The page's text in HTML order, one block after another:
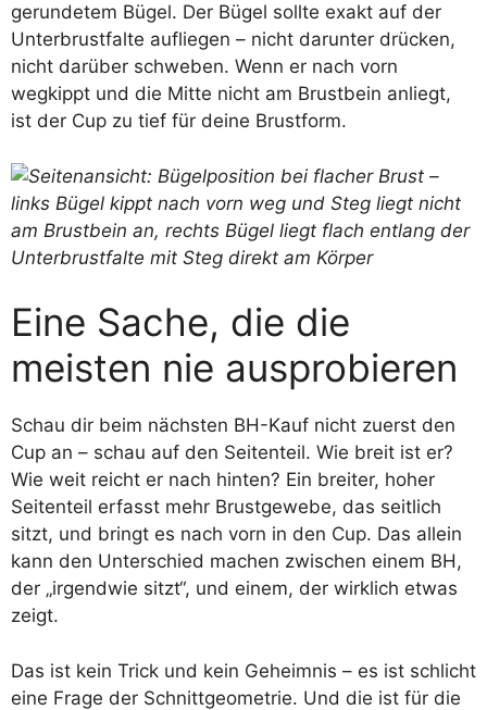
gerundetem Bügel. Der Bügel sollte exakt auf der
Unterbrustfalte aufliegen – nicht darunter drücken,
nicht darüber schweben. Wenn er nach vorn
wegkippt und die Mitte nicht am Brustbein anliegt,
ist der Cup zu tief für deine Brustform.
Eine Sache, die die
meisten nie ausprobieren
Schau dir beim nächsten BH-Kauf nicht zuerst den
Cup an – schau auf den Seitenteil. Wie breit ist er?
Wie weit reicht er nach hinten? Ein breiter, hoher
Seitenteil erfasst mehr Brustgewebe, das seitlich
sitzt, und bringt es nach vorn in den Cup. Das allein
kann den Unterschied machen zwischen einem BH,
der „irgendwie sitzt“, und einem, der wirklich etwas
zeigt.
Das ist kein Trick und kein Geheimnis – es ist schlicht
eine Frage der Schnittgeometrie. Und die ist für die